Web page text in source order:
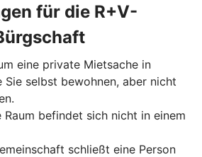
für die R+V-
eine private Mietsache in
Sie selbst bewohnen, aber nicht
Raum befindet sich nicht in einem
schließt eine Person